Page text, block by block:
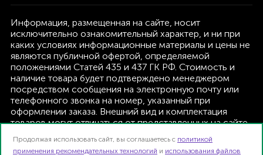
Информация, размещенная на сайте, носит
исключительно ознакомительный характер, и ни при
каких условиях информационные материалы и цены не
являются публичной офертой, определяемой
положениями Статей 435 и 437 ГК РФ. Стоимость и
наличие товара будет подтверждено менеджером
посредством сообщения на электронную почту или
телефонного звонка на номер, указанный при
оформлении заказа. Внешний вид и комплектация
товаров могут отличаться от представленных на сайте.
текущую комплектацию, без дополнительного
Продолжая использовать сайт, вы соглашаетесь с политикой
применения рекомендательных технологий и использования файлов